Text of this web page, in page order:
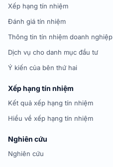
Xếp hạng tín nhiệm
Đánh giá tín nhiệm
Thông tin tín nhiệm doanh nghiệp
Dịch vụ cho danh mục đầu tư
Ý kiến của bên thứ hai
Xếp hạng tín nhiệm
Kết quả xếp hạng tín nhiệm
Hiểu về xếp hạng tín nhiệm
Nghiên cứu
Nghiên cứu